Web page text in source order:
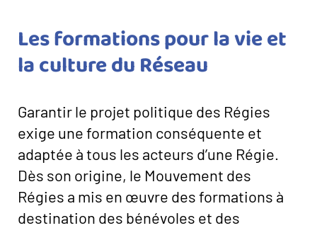
Les formations pour la vie et
la culture du Réseau
Garantir le projet politique des Régies
exige une formation conséquente et
adaptée à tous les acteurs d’une Régie.
Dès son origine, le Mouvement des
Régies a mis en œuvre des formations à
destination des bénévoles et des